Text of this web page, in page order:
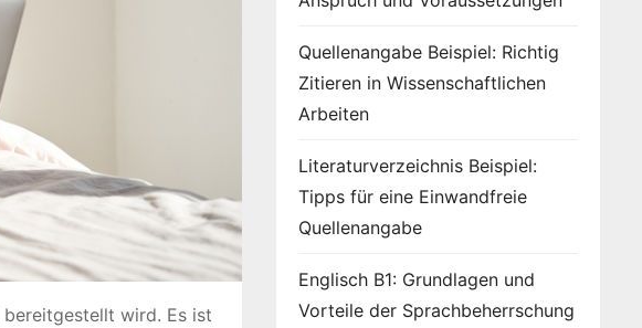
wird. Es ist
Quellenangabe Beispiel: Richtig
Zitieren in Wissenschaftlichen
Arbeiten
Literaturverzeichnis Beispiel:
Tipps für eine Einwandfreie
Quellenangabe
Englisch B1: Grundlagen und
Vorteile der Sprachbeherrschung